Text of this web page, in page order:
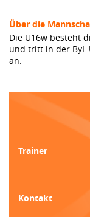
Über die
Die U16w besteht
und tritt in der ByL
an.
Trainer
Kontakt